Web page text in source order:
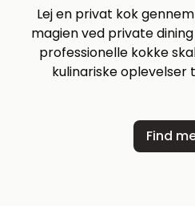
Lej en privat kok
magien ved private
professionelle kokke
kulinariske oplevelser
Find